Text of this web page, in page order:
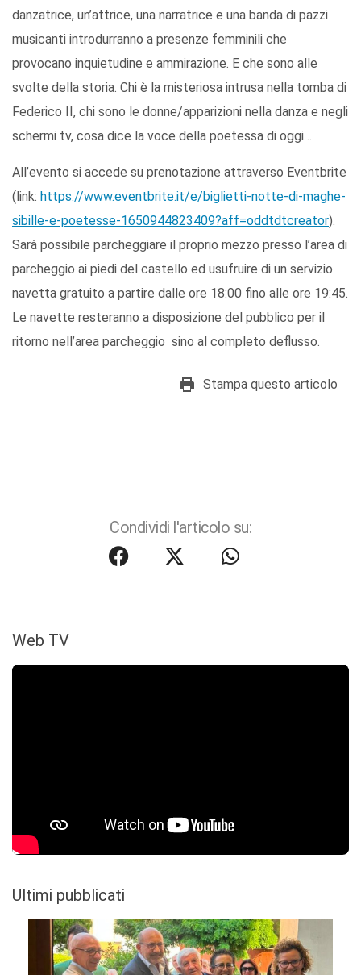
danzatrice, un’attrice, una narratrice e una banda di pazzi
musicanti introdurranno a presenze femminili che
provocano inquietudine e ammirazione. E che sono alle
svolte della storia. Chi è la misteriosa intrusa nella tomba di
Federico II, chi sono le donne/apparizioni nella danza e negli
schermi tv, cosa dice la voce della poetessa di oggi…
All’evento si accede su prenotazione attraverso Eventbrite
(link: https://www.eventbrite.it/e/biglietti-notte-di-maghe-
sibille-e-poetesse-1650944823409?aff=oddtdtcreator).
Sarà possibile parcheggiare il proprio mezzo presso l’area di
parcheggio ai piedi del castello ed usufruire di un servizio
navetta gratuito a partire dalle ore 18:00 fino alle ore 19:45.
Le navette resteranno a disposizione del pubblico per il
ritorno nell’area parcheggio sino al completo deflusso.
Stampa questo articolo
Condividi l'articolo su:
Web TV
Ultimi pubblicati